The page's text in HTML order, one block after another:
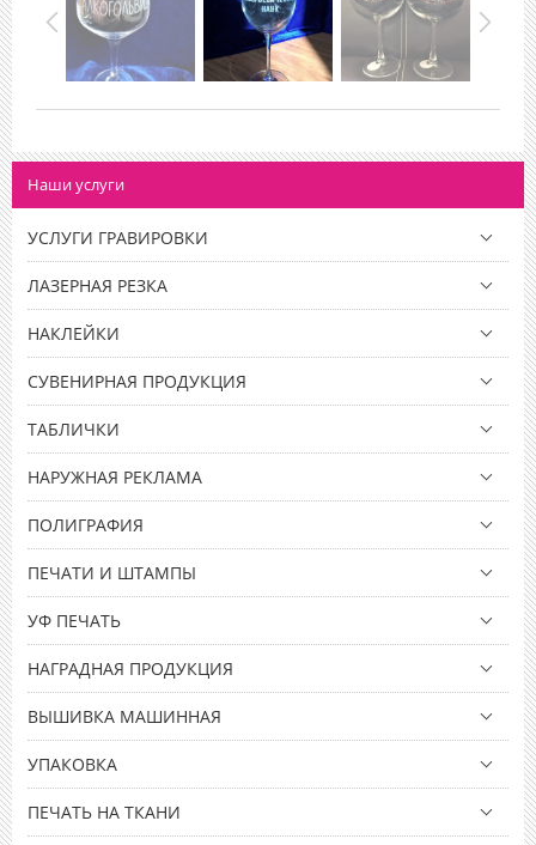
Наши услуги
УСЛУГИ ГРАВИРОВКИ
ЛАЗЕРНАЯ РЕЗКА
НАКЛЕЙКИ
СУВЕНИРНАЯ ПРОДУКЦИЯ
ТАБЛИЧКИ
НАРУЖНАЯ РЕКЛАМА
ПОЛИГРАФИЯ
ПЕЧАТИ И ШТАМПЫ
УФ ПЕЧАТЬ
НАГРАДНАЯ ПРОДУКЦИЯ
ВЫШИВКА МАШИННАЯ
УПАКОВКА
ПЕЧАТЬ НА ТКАНИ